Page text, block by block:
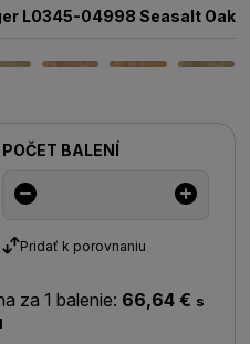
L0345-04998 Seasalt Oak
POČET BALENÍ
Pridať k porovnaniu
za 1 balenie: 66,64 € s